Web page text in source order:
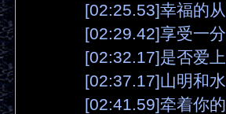
[02:25.53]幸福的
[02:29.42]享受一
[02:32.17]是否爱
[02:37.17]山明和
[02:41.59]牵着你